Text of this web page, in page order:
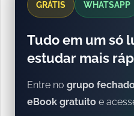
GRÁTIS WHATSAPP
Tudo em um só
estudar mais
Entre no grupo
eBook gratuito e